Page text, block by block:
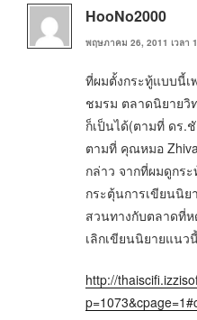
HooNo2000
พฤษภาคม 26, 2011 เวลา
ที่ผมตั้งกระทู้แบบนี้เ
ชมรม ตลาดนิยายวิ
ก็เป็นได้(ตามที่ ดร.
ตามที่ คุณหมอ
กล่าว จากที่ผมดูกร
กระตุ้นการเขียนนิย
สวนทางกับตลาดที่
เลิกเขียนนิยายแนว
http://